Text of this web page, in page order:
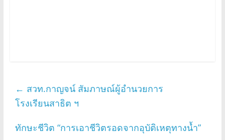
← สวท.กาญจน์ สัมภาษณ์ผู้อำนวยการ
โรงเรียนสาธิต ฯ
ทักษะชีวิต “การเอาชีวิตรอดจากอุบัติเหตุทางน้ำ”